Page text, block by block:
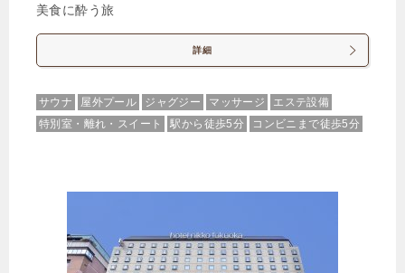
クラシックB
1泊大人1名合計（税込）
【選べるお部屋と価格】
3,387円コンフォートA
美食に酔う旅
詳細
サウナ 屋外プール ジャグジー マッサージ
エステ設備
特別室・離れ・スイート
駅から徒歩5分 コンビニまで徒歩5分